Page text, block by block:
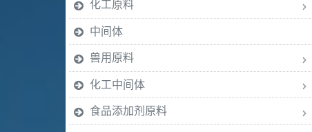
化工原料
中间体
兽用原料
化工中间体
食品添加剂原料